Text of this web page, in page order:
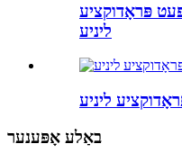
פּראָדוקציע
ליניע
ליניע
באַלע אָפּענער